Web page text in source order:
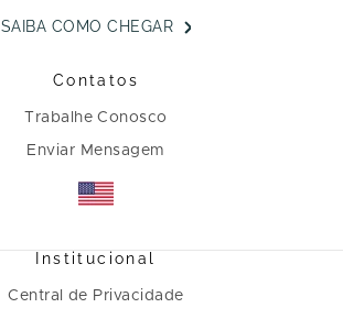
SAIBA COMO CHEGAR
Contatos
Trabalhe Conosco
Enviar Mensagem
Institucional
Central de Privacidade